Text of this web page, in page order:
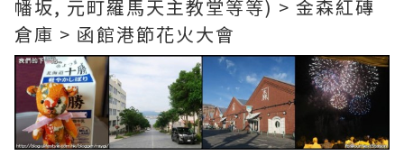
幡坂, 元町羅馬天主教堂等等) > 金森紅磚
倉庫 > 函館港節花火大會